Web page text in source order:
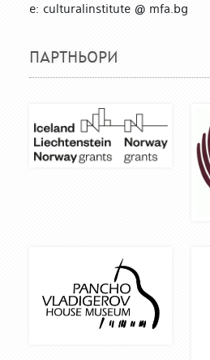
е: culturalinstitute @ mfa.bg
ПАРТНЬОРИ